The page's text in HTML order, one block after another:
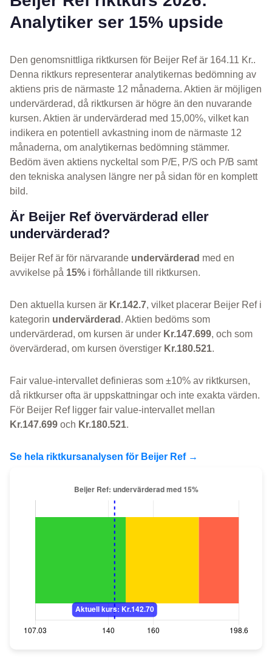
Analytiker ser 15% upside
Den genomsnittliga riktkursen för Beijer Ref är 164.11 Kr..
Denna riktkurs representerar analytikernas bedömning av
aktiens pris de närmaste 12 månaderna. Aktien är möjligen
undervärderad, då riktkursen är högre än den nuvarande
kursen. Aktien är undervärderad med 15,00%, vilket kan
indikera en potentiell avkastning inom de närmaste 12
månaderna, om analytikernas bedömning stämmer.
Bedöm även aktiens nyckeltal som P/E, P/S och P/B samt
den tekniska analysen längre ner på sidan för en komplett
bild.
Är Beijer Ref övervärderad eller
undervärderad?
Beijer Ref är för närvarande undervärderad med en
avvikelse på 15% i förhållande till riktkursen.
Den aktuella kursen är Kr.142.7, vilket placerar Beijer Ref i
kategorin undervärderad . Aktien bedöms som
undervärderad, om kursen är under Kr.147.699, och som
övervärderad, om kursen överstiger Kr.180.521.
Fair value-intervallet definieras som ±10% av riktkursen,
då riktkurser ofta är uppskattningar och inte exakta värden.
För Beijer Ref ligger fair value-intervallet mellan
Kr.147.699 och Kr.180.521.
Se hela riktkursanalysen för Beijer Ref →